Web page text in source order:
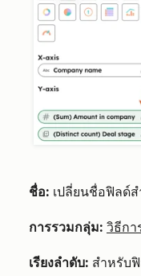
ชื่อ: เปลี่ยนชื่อฟิลด์
การรวมกลุ่ม: วิธีกา
เรียงลำดับ: สำหรับ